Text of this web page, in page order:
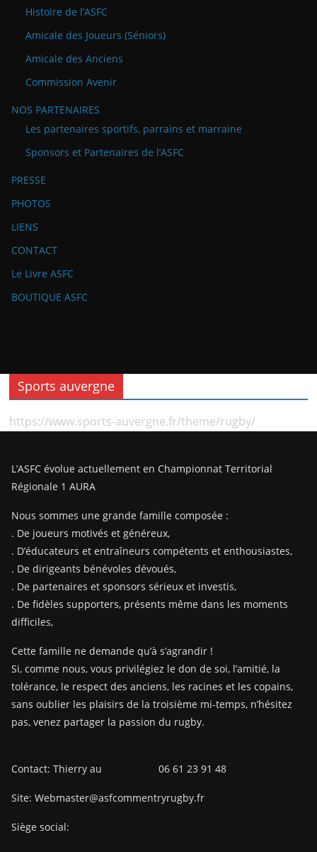
Histoire de l’ASFC
Amicale des Joueurs (Séniors)
Amicale des Anciens
Commission Avenir
NOS PARTENAIRES
Les partenaires sportifs, parrains et marraine
Sponsors et Partenaires de l’ASFC
PRESSE
PHOTOS
LIENS
CONTACT
Le Livre ASFC
BOUTIQUE ASFC
Sports auvergne
https://www.sports-auvergne.fr/theme/rugby/
L’ASFC évolue actuellement en Championnat Territorial
Régionale 1 AURA
Nous sommes une grande famille composée :
. De joueurs motivés et généreux,
. D’éducateurs et entraîneurs compétents et enthousiastes,
. De dirigeants bénévoles dévoués,
. De partenaires et sponsors sérieux et investis,
. De fidèles supporters, présents même dans les moments
difficiles,
Cette famille ne demande qu’à s’agrandir !
Si, comme nous, vous privilégiez le don de soi, l’amitié, la
tolérance, le respect des anciens, les racines et les copains,
sans oublier les plaisirs de la troisième mi-temps, n’hésitez
pas, venez partager la passion du rugby.
Contact: Thierry au 06 61 23 91 48
Site: Webmaster@asfcommentryrugby.fr
Siège social: